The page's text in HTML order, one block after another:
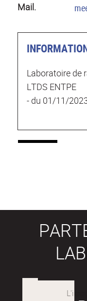
Mail.
Laboratoire de
LTDS ENTPE
- du 01/11/